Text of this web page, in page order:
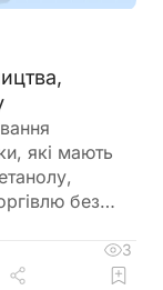
які мають
без
вимоги, а
3